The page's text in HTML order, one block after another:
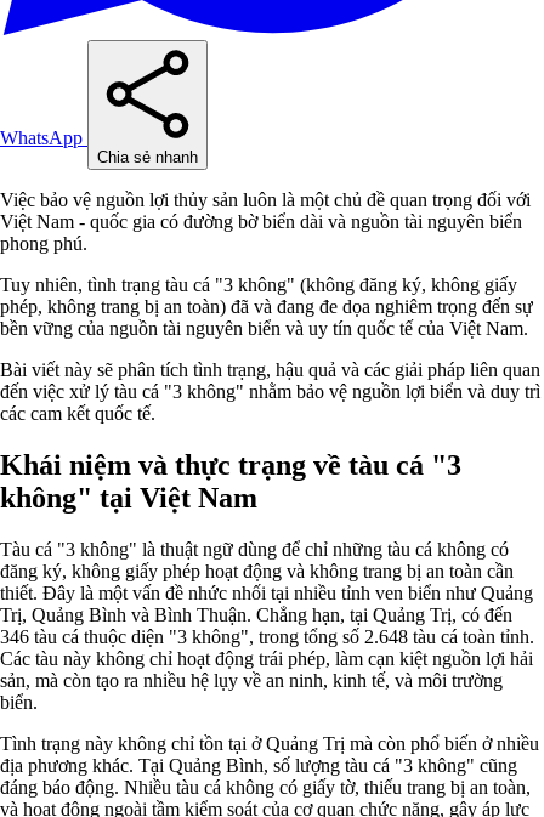
WhatsApp
Chia sẻ nhanh
Việc bảo vệ nguồn lợi thủy sản luôn là một chủ đề quan trọng đối với
Việt Nam - quốc gia có đường bờ biển dài và nguồn tài nguyên biển
phong phú.
Tuy nhiên, tình trạng tàu cá "3 không" (không đăng ký, không giấy
phép, không trang bị an toàn) đã và đang đe dọa nghiêm trọng đến sự
bền vững của nguồn tài nguyên biển và uy tín quốc tế của Việt Nam.
Bài viết này sẽ phân tích tình trạng, hậu quả và các giải pháp liên quan
đến việc xử lý tàu cá "3 không" nhằm bảo vệ nguồn lợi biển và duy trì
các cam kết quốc tế.
Khái niệm và thực trạng về tàu cá "3
không" tại Việt Nam
Tàu cá "3 không" là thuật ngữ dùng để chỉ những tàu cá không có
đăng ký, không giấy phép hoạt động và không trang bị an toàn cần
thiết. Đây là một vấn đề nhức nhối tại nhiều tỉnh ven biển như Quảng
Trị, Quảng Bình và Bình Thuận. Chẳng hạn, tại Quảng Trị, có đến
346 tàu cá thuộc diện "3 không", trong tổng số 2.648 tàu cá toàn tỉnh.
Các tàu này không chỉ hoạt động trái phép, làm cạn kiệt nguồn lợi hải
sản, mà còn tạo ra nhiều hệ lụy về an ninh, kinh tế, và môi trường
biển.
Tình trạng này không chỉ tồn tại ở Quảng Trị mà còn phổ biến ở nhiều
địa phương khác. Tại Quảng Bình, số lượng tàu cá "3 không" cũng
đáng báo động. Nhiều tàu cá không có giấy tờ, thiếu trang bị an toàn,
và hoạt động ngoài tầm kiểm soát của cơ quan chức năng, gây áp lực